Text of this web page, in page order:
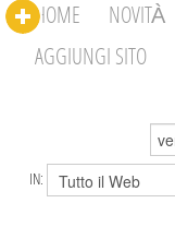
HOME NOVITÀ
AGGIUNGI SITO
IN: